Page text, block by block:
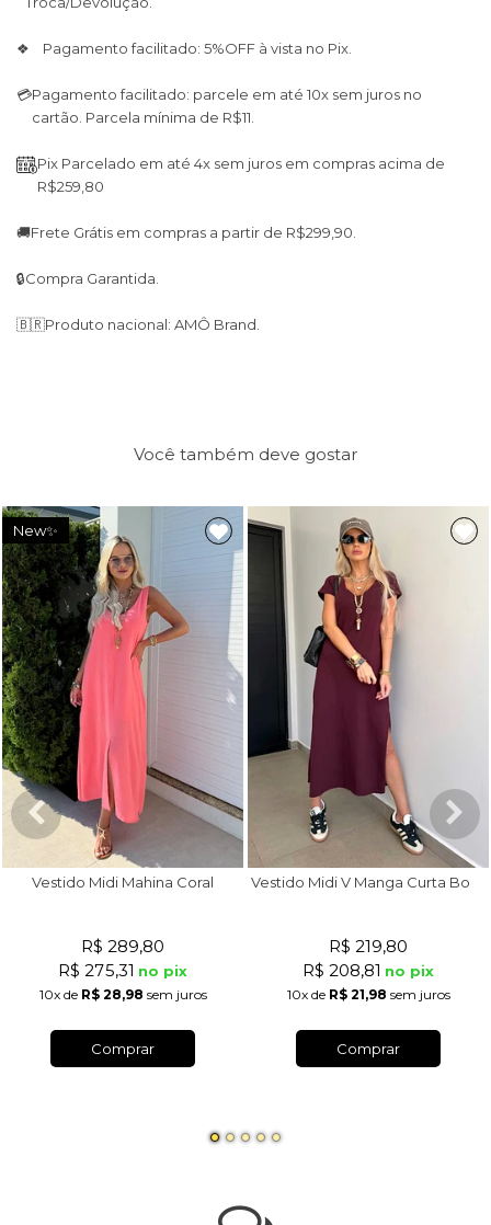
❖ Pagamento facilitado: 5%OFF à vista no Pix.
💳Pagamento facilitado: parcele em até 10x sem juros no
cartão. Parcela mínima de R$11.
Pix Parcelado em até 4x sem juros em compras acima de
R$259,80
🚚Frete Grátis em compras a partir de R$299,90.
🔒Compra Garantida.
🇧🇷Produto nacional: AMÔ Brand.
Você também deve gostar
New✨
Vestido Midi Mahina Coral
R$ 289,80
R$ 275,31 no pix
10xde R$ 28,98 sem juros
Comprar
R$ 219,80
R$ 208,81 no pix
10xde R$ 21,98 sem juros
Comprar